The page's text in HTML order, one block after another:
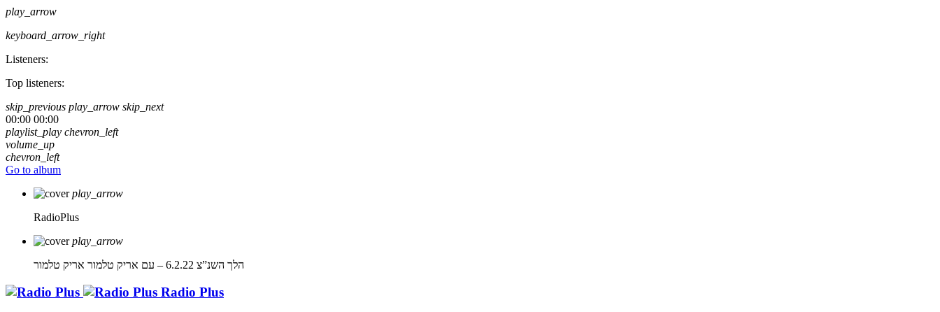
play_arrow
keyboard_arrow_right
Listeners:
Top listeners:
skip_previous play_arrow skip_next
00:00 00:00
playlist_play chevron_left
volume_up
chevron_left
Go to album
play_arrow
RadioPlus
play_arrow
הלך השנ”צ 6.2.22 – עם אריק טלמור
אריק טלמור
Radio Plus